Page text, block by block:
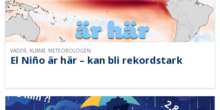
El Niño är här – kan bli rekordstark
VÄDER, KLIMAT, METEOROLOGEN